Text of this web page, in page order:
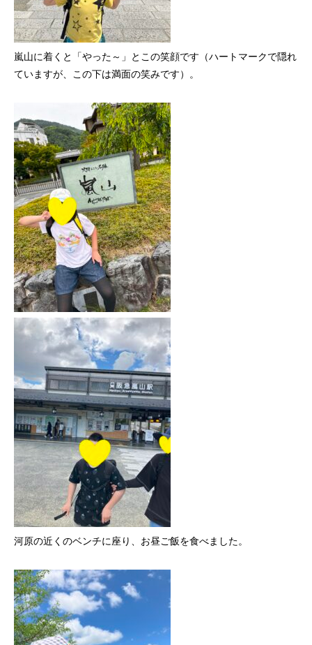
嵐山に着くと「やった～」とこの笑顔です（ハートマークで隠れ
ていますが、この下は満面の笑みです）。
河原の近くのベンチに座り、お昼ご飯を食べました。